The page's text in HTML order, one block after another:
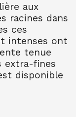
TUBE 10 ML
TUBE 10 ML
aux
racines dans
ces
intenses ont
tenue
extra-fines
disponible